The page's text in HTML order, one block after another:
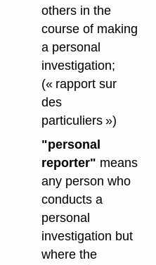
others in the
course of making
a personal
investigation;
(« rapport sur
des
particuliers »)
"personal
reporter" means
any person who
conducts a
personal
investigation but
where the